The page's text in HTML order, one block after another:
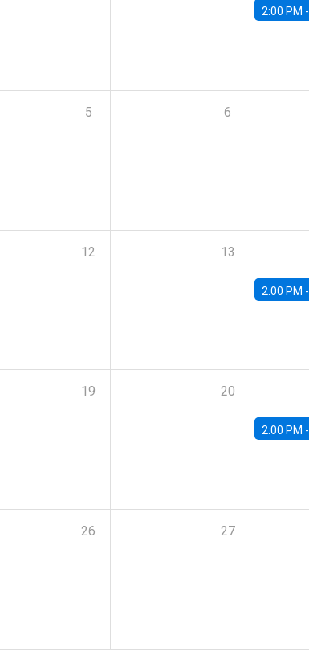
2:00 PM -
5 6
12 13
2:00 PM -
19 20
2:00 PM -
26 27